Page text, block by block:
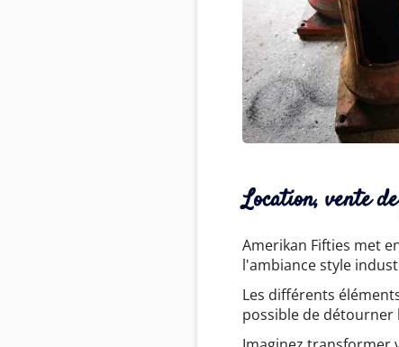
Location, vente
Amerikan Fifties met
l'ambiance style
Les différents
possible de